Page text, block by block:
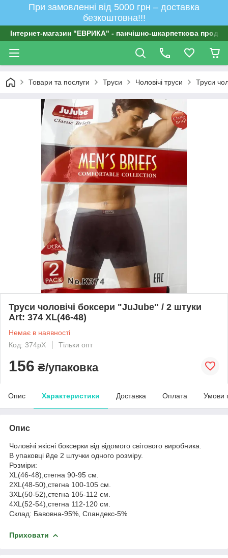
При замовленні від 5000 грн – доставка
безкоштовна!!!
Інтернет-магазин "ЕВРИКА" - панчішно-шкарпеткова
Товари та послуги Труси Чоловічі труси Труси
Труси чоловічі боксери "JuJube" / 2 штуки
Art: 374 XL(46-48)
Немає в наявності
Код: 374рХ
Тільки опт
156 ₴/упаковка
Опис Характеристики Доставка Оплата Умови
Опис
Чоловічі якісні боксерки від відомого світового виробника.
В упаковці йде 2 штучки одного розміру.
Розміри:
XL(46-48),стегна 90-95 см.
2XL(48-50),стегна 100-105 см.
3XL(50-52),стегна 105-112 см.
4XL(52-54),стегна 112-120 см.
Склад: Бавовна-95%, Спандекс-5%
Приховати